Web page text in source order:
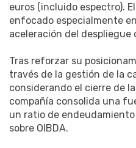
euros (incluido espectro).
enfocado especialmente
aceleración del despliegue
Tras reforzar su
través de la gestión de la
considerando el cierre de
compañía consolida una
un ratio de
sobre OIBDA.